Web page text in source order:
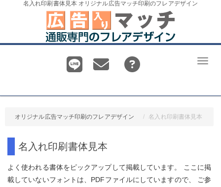
名入れ印刷書体見本 オリジナル広告マッチ印刷のフレアデザイン
オリジナル広告マッチ印刷のフレアデザイン 名入れ印刷書体見本
名入れ印刷書体見本
よく使われる書体をピックアップして掲載しています。 ここに掲
載していないフォントは、PDFファイルにしていますので、 ご参